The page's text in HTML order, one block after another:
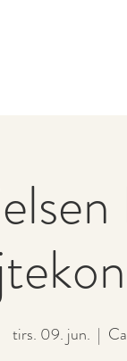
tirs. 09. jun.
  |